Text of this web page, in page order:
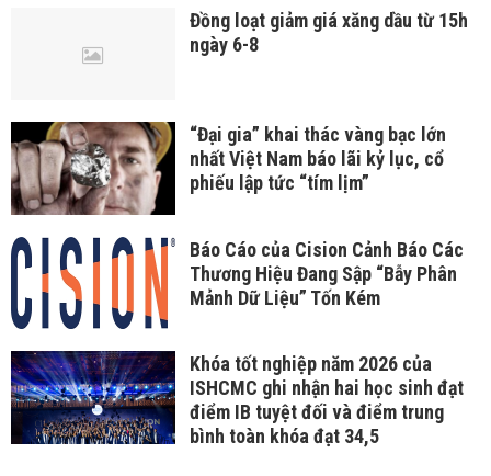
Đồng loạt giảm giá xăng dầu từ 15h
ngày 6-8
“Đại gia” khai thác vàng bạc lớn
nhất Việt Nam báo lãi kỷ lục, cổ
phiếu lập tức “tím lịm”
Báo Cáo của Cision Cảnh Báo Các
Thương Hiệu Đang Sập “Bẫy Phân
Mảnh Dữ Liệu” Tốn Kém
Khóa tốt nghiệp năm 2026 của
ISHCMC ghi nhận hai học sinh đạt
điểm IB tuyệt đối và điểm trung
bình toàn khóa đạt 34,5